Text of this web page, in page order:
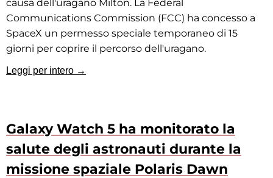
causa dell'uragano Milton. La Federal
Communications Commission (FCC) ha concesso a
SpaceX un permesso speciale temporaneo di 15
giorni per coprire il percorso dell'uragano.
Leggi per intero →
Galaxy Watch 5 ha monitorato la
salute degli astronauti durante la
missione spaziale Polaris Dawn